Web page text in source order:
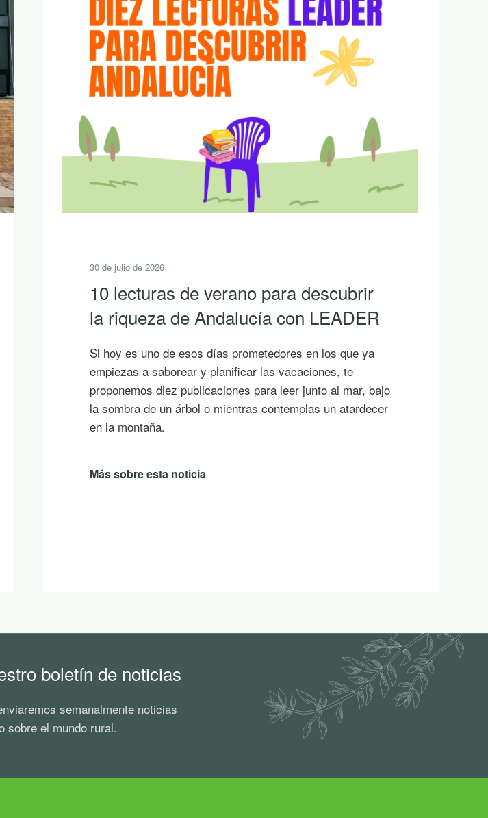
30 de julio de 2026
10 lecturas de verano para descubrir
la riqueza de Andalucía con LEADER
Si hoy es uno de esos días prometedores en los que ya
empiezas a saborear y planificar las vacaciones, te
proponemos diez publicaciones para leer junto al mar, bajo
la sombra de un árbol o mientras contemplas un atardecer
en la montaña.
Más sobre esta noticia
boletín de noticias
semanalmente noticias
sobre el mundo rural.